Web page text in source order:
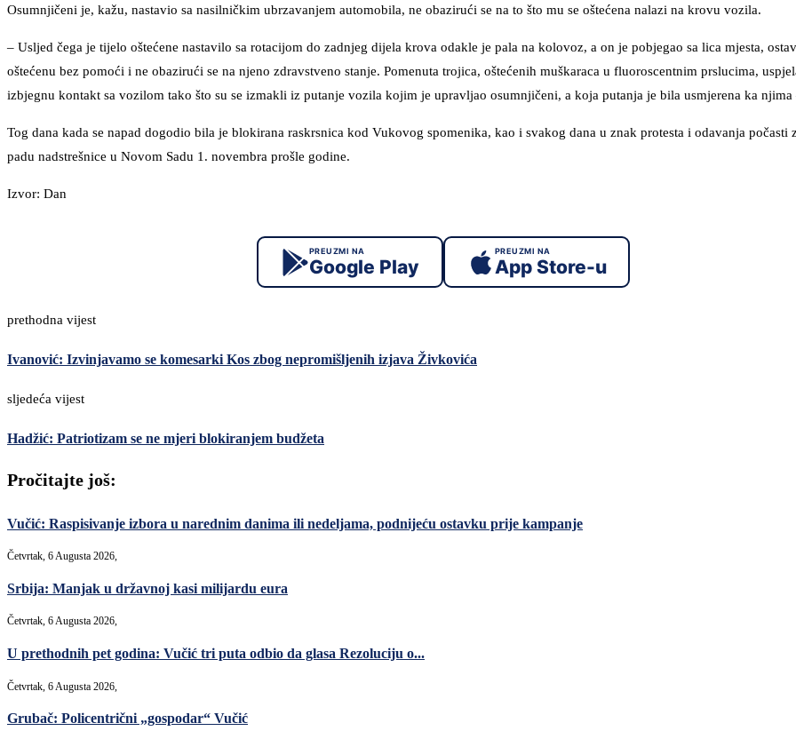
Osumnjičeni je, kažu, nastavio sa nasilničkim ubrzavanjem automobila, ne obazirući se na to što mu se oštećena nalazi na krovu vozila.
– Usljed čega je tijelo oštećene nastavilo sa rotacijom do zadnjeg dijela krova odakle je pala na kolovoz, a on je pobjegao sa lica mjesta,
oštećenu bez pomoći i ne obazirući se na njeno zdravstveno stanje. Pomenuta trojica, oštećenih muškaraca u fluoroscentnim prslucima,
izbjegnu kontakt sa vozilom tako što su se izmakli iz putanje vozila kojim je upravljao osumnjičeni, a koja putanja je bila usmjerena ka njima
Tog dana kada se napad dogodio bila je blokirana raskrsnica kod Vukovog spomenika, kao i svakog dana u znak protesta i odavanja počasti
padu nadstrešnice u Novom Sadu 1. novembra prošle godine.
Izvor: Dan
PREUZMI NA
Google Play
PREUZMI NA
App Store-u
prethodna vijest
Ivanović: Izvinjavamo se komesarki Kos zbog nepromišljenih izjava Živkovića
sljedeća vijest
Hadžić: Patriotizam se ne mjeri blokiranjem budžeta
Pročitajte još:
Vučić: Raspisivanje izbora u narednim danima ili nedeljama, podnijeću ostavku prije kampanje
Četvrtak, 6 Augusta 2026,
Srbija: Manjak u državnoj kasi milijardu eura
Četvrtak, 6 Augusta 2026,
U prethodnih pet godina: Vučić tri puta odbio da glasa Rezoluciju o...
Četvrtak, 6 Augusta 2026,
Grubač: Policentrični „gospodar“ Vučić